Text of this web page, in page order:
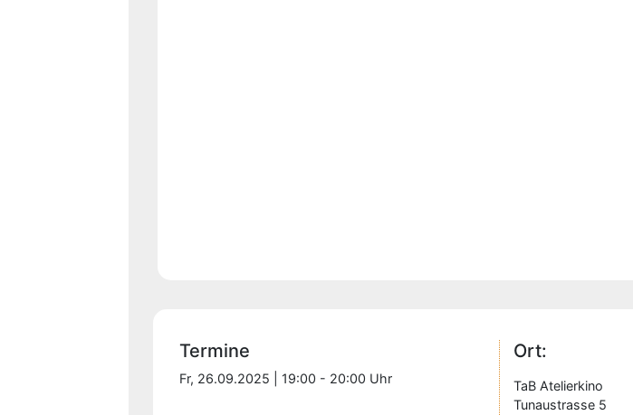
Termine
Fr, 26.09.2025 | 19:00 - 20:00 Uhr
Ort:
TaB Atelierkino
Tunaustrasse 5